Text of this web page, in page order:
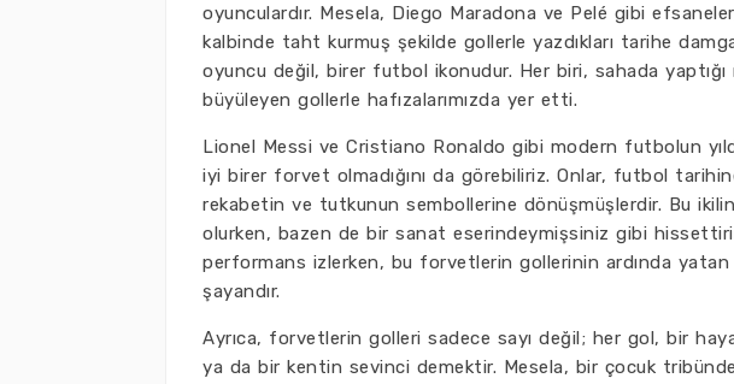
oyunculardır. Mesela, Diego Maradona ve Pelé gibi
kalbinde taht kurmuş şekilde gollerle yazdıkları tarihe
oyuncu değil, birer futbol ikonudur. Her biri, sahada
büyüleyen gollerle hafızalarımızda yer etti.
Lionel Messi ve Cristiano Ronaldo gibi modern futbolun
iyi birer forvet olmadığını da görebiliriz. Onlar, futbol
rekabetin ve tutkunun sembollerine dönüşmüşlerdir. Bu
olurken, bazen de bir sanat eserindeymişsiniz gibi
performans izlerken, bu forvetlerin gollerinin ardında yatan
şayandır.
Ayrıca, forvetlerin golleri sadece sayı değil; her gol, bir
ya da bir kentin sevinci demektir. Mesela, bir çocuk